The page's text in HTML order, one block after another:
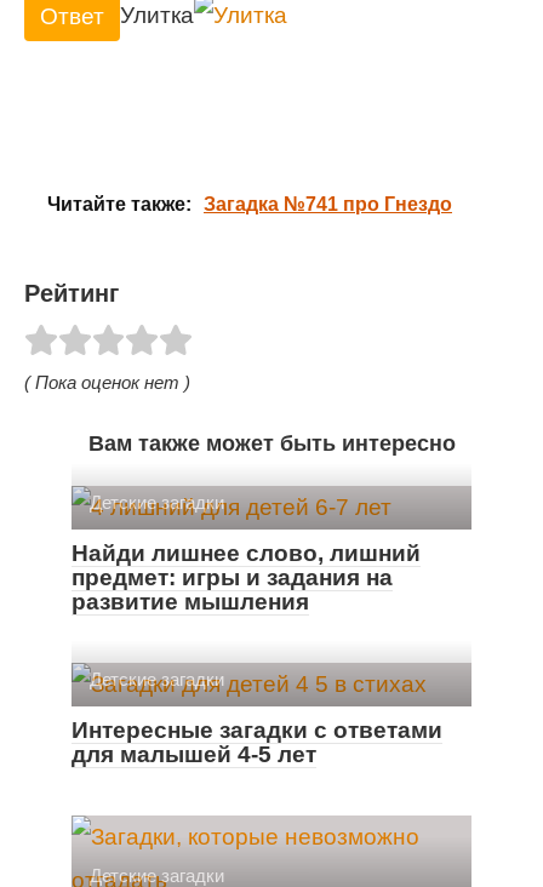
Ответ Улитка
Читайте также: Загадка №741 про Гнездо
Рейтинг
( Пока оценок нет )
Вам также может быть интересно
Детские загадки
Найди лишнее слово, лишний
предмет: игры и задания на
развитие мышления
Детские загадки
Интересные загадки с ответами
для малышей 4-5 лет
Детские загадки